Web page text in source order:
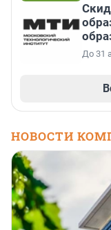
До 31
НОВОСТИ